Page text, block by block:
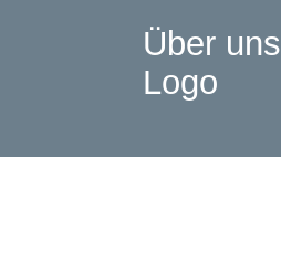
Über uns
Logo